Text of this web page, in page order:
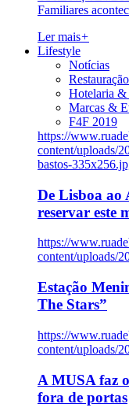
Familiares
Ler mais+
Lifestyle
Notícias
Hotelaria &
Marcas &
F4F 2019
https://
content/uploads/
bastos-
De Lisboa ao
reservar este
https://
content/uploads/
Estação
The Stars”
https://
content/uploads/
A MUSA faz
fora de portas